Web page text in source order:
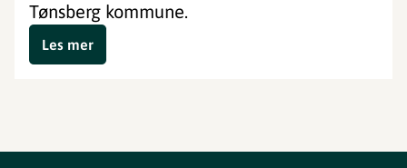
Tønsberg kommune.
Les mer